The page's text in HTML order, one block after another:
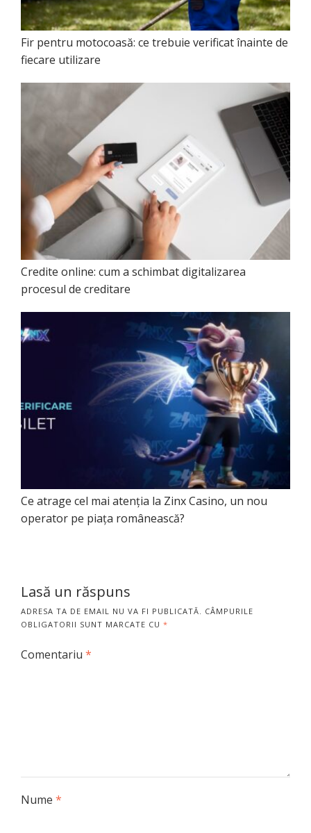
Fir pentru motocoasă: ce trebuie verificat înainte de
fiecare utilizare
Credite online: cum a schimbat digitalizarea
procesul de creditare
Ce atrage cel mai atenția la Zinx Casino, un nou
operator pe piața românească?
Lasă un răspuns
ADRESA TA DE EMAIL NU VA FI PUBLICATĂ. CÂMPURILE
OBLIGATORII SUNT MARCATE CU *
Comentariu *
Nume *